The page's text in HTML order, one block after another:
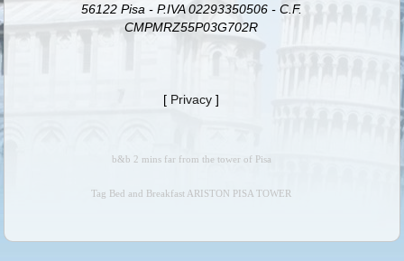
56122 Pisa - P.IVA 02293350506 - C.F.
CMPMRZ55P03G702R
[ Privacy ]
b&b 2 mins far from the tower of Pisa
Tag Bed and Breakfast ARISTON PISA TOWER